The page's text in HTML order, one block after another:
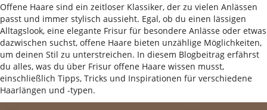
Offene Haare sind ein zeitloser Klassiker, der zu vielen Anlässen
passt und immer stylisch aussieht. Egal, ob du einen lässigen
Alltagslook, eine elegante Frisur für besondere Anlässe oder etwas
dazwischen suchst, offene Haare bieten unzählige Möglichkeiten,
um deinen Stil zu unterstreichen. In diesem Blogbeitrag erfährst
du alles, was du über Frisur offene Haare wissen musst,
einschließlich Tipps, Tricks und Inspirationen für verschiedene
Haarlängen und -typen.